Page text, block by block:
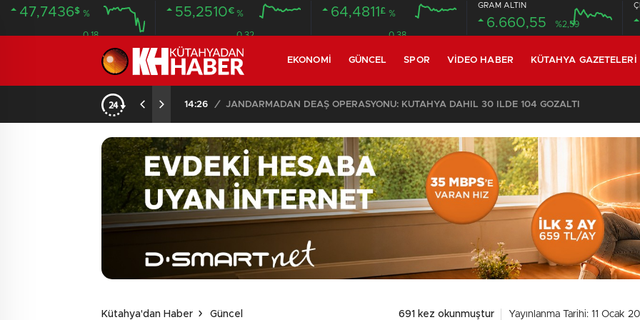
47,7436$ %
0.18
55,2510€ %
0.32
64,4811 £ %
0.38
GRAM ALTIN
6.660,55 %2,59
EKONOMI GÜNCEL SPOR VIDEO HABER KÜTAHYA GAZETELERI
02:03 / KOMŞULARI ÖLDÜĞÜNÜ SANDI, YAŞLI KADINI ÇÖP YIĞINININ ARASINDA BULUNDU
Kütahya'dan Haber Güncel 691 kez okunmuştur Yayınlanma Tarihi: 11 Ocak